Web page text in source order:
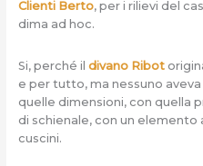
Clienti Berto, per i rilievi del
dima ad hoc.
Si, perché il divano Ribot
e per tutto, ma nessuno
quelle dimensioni, con quella
di schienale, con un elemento
cuscini.